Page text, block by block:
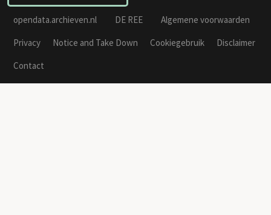
opendata.archieven.nl DE REE
Algemene voorwaarden
Privacy
Notice and Take Down Cookiegebruik
Disclaimer
Contact